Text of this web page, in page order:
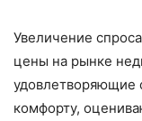
Увеличение
цены на рынке
удовлетворяющие
комфорту,